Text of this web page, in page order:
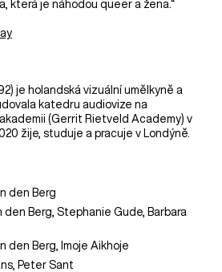
která je náhodou queer a žena.“
je holandská vizuální umělkyně a
katedru audiovize na
(Gerrit Rietveld Academy) v
žije, studuje a pracuje v Londýně.
den Berg
den Berg, Stephanie Gude, Barbara
den Berg, Imoje Aikhoje
Peter Sant